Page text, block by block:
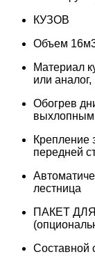
КУЗОВ
Объем
Материал
или
Обогрев
Крепление
передней
лестница
ПАКЕТ
Составной